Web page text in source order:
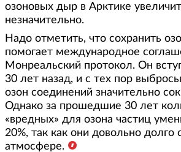
озоновых дыр в Арктике
незначительно.
Надо отметить, что сохранить
помогает международное
Монреальский протокол. Он
30 лет назад, и с тех пор
озон соединений значительно
Однако за прошедшие 30 лет
«вредных» для озона частиц
20%, так как они довольно
атмосфере.